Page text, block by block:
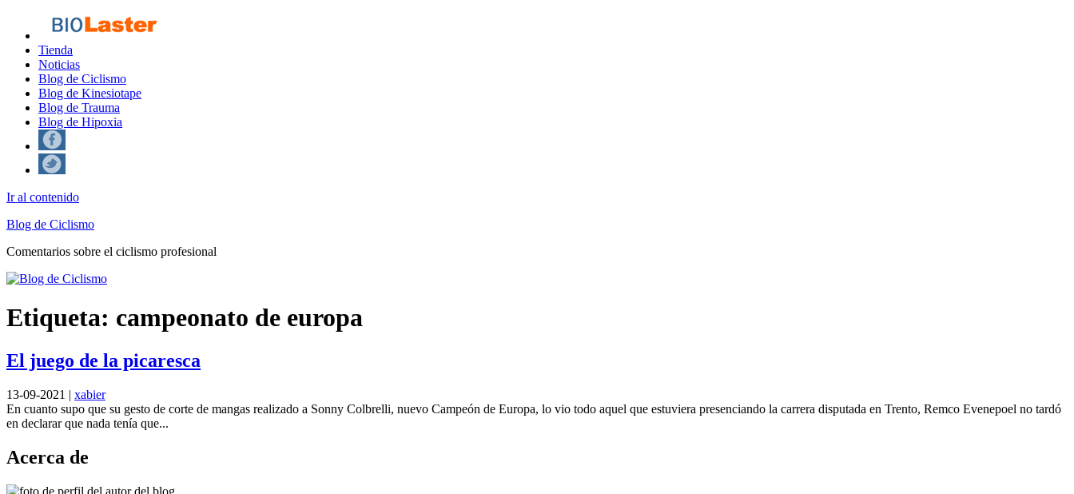
Tienda
Noticias
Blog de Ciclismo
Blog de Kinesiotape
Blog de Trauma
Blog de Hipoxia
Ir al contenido
Blog de Ciclismo
Comentarios sobre el ciclismo profesional
Etiqueta: campeonato de europa
El juego de la picaresca
13-09-2021 | xabier
En cuanto supo que su gesto de corte de mangas realizado a Sonny Colbrelli, nuevo Campeón de Europa, lo vio todo aquel que estuviera presenciando la carrera disputada en Trento, Remco Evenepoel no tardó
en declarar que nada tenía que...
Acerca de